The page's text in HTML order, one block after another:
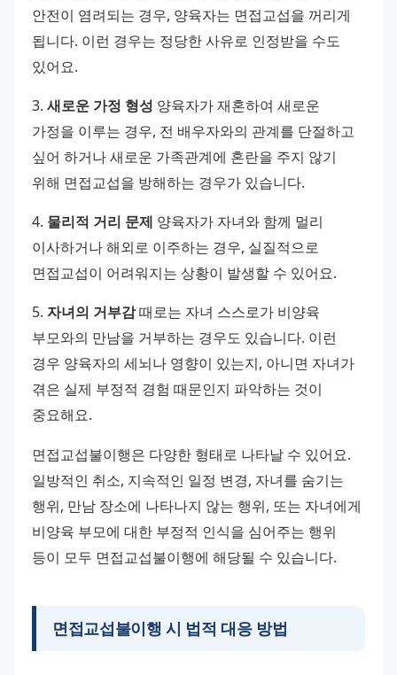
안전이 염려되는 경우, 양육자는 면접교섭을 꺼리게
됩니다. 이런 경우는 정당한 사유로 인정받을 수도
있어요.
3. 새로운 가정 형성 양육자가 재혼하여 새로운
가정을 이루는 경우, 전 배우자와의 관계를 단절하고
싶어 하거나 새로운 가족관계에 혼란을 주지 않기
위해 면접교섭을 방해하는 경우가 있습니다.
4. 물리적 거리 문제 양육자가 자녀와 함께 멀리
이사하거나 해외로 이주하는 경우, 실질적으로
면접교섭이 어려워지는 상황이 발생할 수 있어요.
5. 자녀의 거부감 때로는 자녀 스스로가 비양육
부모와의 만남을 거부하는 경우도 있습니다. 이런
경우 양육자의 세뇌나 영향이 있는지, 아니면 자녀가
겪은 실제 부정적 경험 때문인지 파악하는 것이
중요해요.
면접교섭불이행은 다양한 형태로 나타날 수 있어요.
일방적인 취소, 지속적인 일정 변경, 자녀를 숨기는
행위, 만남 장소에 나타나지 않는 행위, 또는 자녀에게
비양육 부모에 대한 부정적 인식을 심어주는 행위
등이 모두 면접교섭불이행에 해당될 수 있습니다.
면접교섭불이행 시 법적 대응 방법